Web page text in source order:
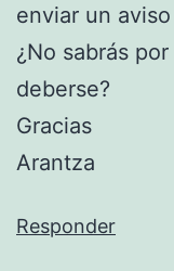
enviar un
¿No sabrás
deberse?
Gracias
Arantza
Responder